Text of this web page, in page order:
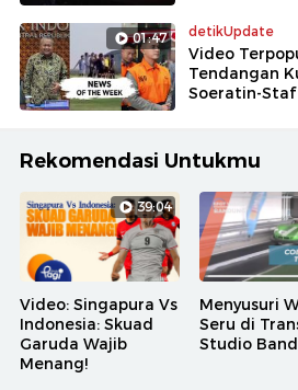
01:47 detikUpdate
Video
Tendangan
Soeratin-Staf
Rekomendasi Untukmu
39:04
Video: Singapura Vs
Indonesia: Skuad
Garuda Wajib
Menang!
Menyusuri
Seru di
Studio